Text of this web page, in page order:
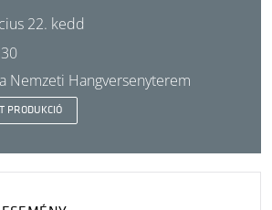
22. kedd
Nemzeti Hangversenyterem
PRODUKCIÓ